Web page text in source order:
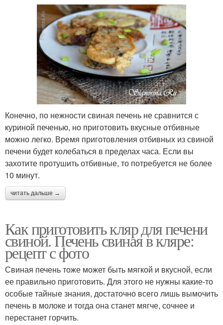
Конечно, по нежности свиная печень не сравнится с
куриной печенью, но приготовить вкусные отбивные
можно легко. Время приготовления отбивных из свиной
печени будет колебаться в пределах часа. Если вы
захотите протушить отбивные, то потребуется не более
10 минут.
читать дальше →
Как приготовить кляр для печени
свиной. Печень свиная в кляре:
рецепт с фото
Свиная печень тоже может быть мягкой и вкусной, если
ее правильно приготовить. Для этого не нужны какие-то
особые тайные знания, достаточно всего лишь вымочить
печень в молоке и тогда она станет мягче, сочнее и
перестанет горчить.